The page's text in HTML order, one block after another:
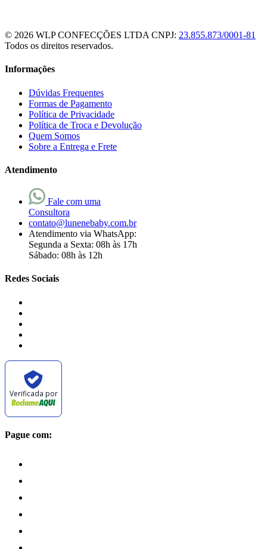
© 2026 WLP CONFECÇÕES LTDA CNPJ: 23.855.873/0001-81
Todos os direitos reservados.
Informações
Dúvidas Frequentes
Formas de Pagamento
Política de Privacidade
Política de Troca e Devolução
Quem Somos
Sobre a Entrega e Frete
Atendimento
Fale com uma
Consultora
contato@lunenebaby.com.br
Atendimento via WhatsApp:
Segunda a Sexta: 08h às 17h
Sábado: 08h às 12h
Redes Sociais
Verificada por
Pague com: